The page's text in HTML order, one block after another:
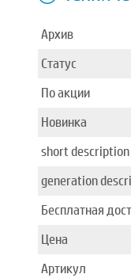
Архив
Статус
По акции
Новинка
short description
generation
Бесплатная
Цена
Артикул